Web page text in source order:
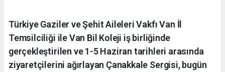
Türkiye Gaziler ve Şehit Aileleri Vakfı Van İl
Temsilciliği ile Van Bil Koleji iş birliğinde
gerçekleştirilen ve 1-5 Haziran tarihleri arasında
ziyaretçilerini ağırlayan Çanakkale Sergisi, bugün